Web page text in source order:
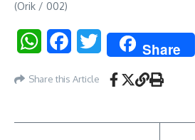
(Orik / 002)
WhatsAppFacebookTwitter Share
Share this Article